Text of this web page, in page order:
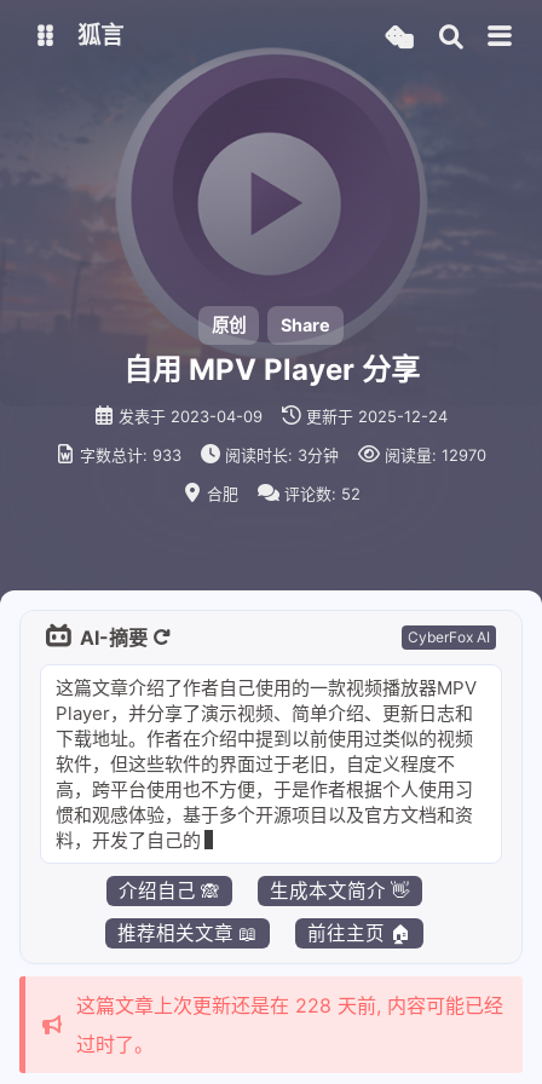
Pandora Box Vaultwarden
狐言
原创 Share
自用 MPV Player 分享
发表于 2023-04-09 更新于 2025-12-24
字数总计: 933 阅读时长: 3分钟 阅读量: 12970
合肥
评论数: 52
AI-摘要 CyberFox AI
这篇文章介绍了作者自 己使用的一款视频播放器MPV
Player， 并分享了演示视频、 简单介绍、 更新日志和
下载地址。 作者在介绍中提到以前使用过类似的视频
软件， 但这些软件的界面过于老旧， 自定义程度不
高， 跨平台使用也不方便， 于是作者根据个人使用习
惯和观感体验， 基于多个开源项目以及官方文档和资
料， 开发了 自 己的
介绍自己 🙈
生成本文简介 👋
推荐相关文章 📖
前往主页 🏠
这篇文章上次更新还是在 228 天前, 内容可能已经
过时了。